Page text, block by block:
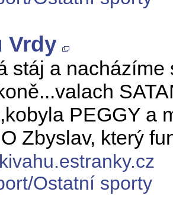
Vrdy
stáj a
PEGGY a
Zbyslav, který
Ostatní sporty